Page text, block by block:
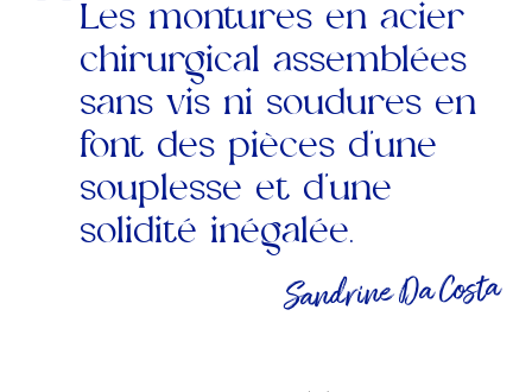
Les montures en acier
chirurgical assemblées
sans vis ni soudures en
font des pièces d’une
souplesse et d’une
solidité inégalée.
Sandrine Da Costa